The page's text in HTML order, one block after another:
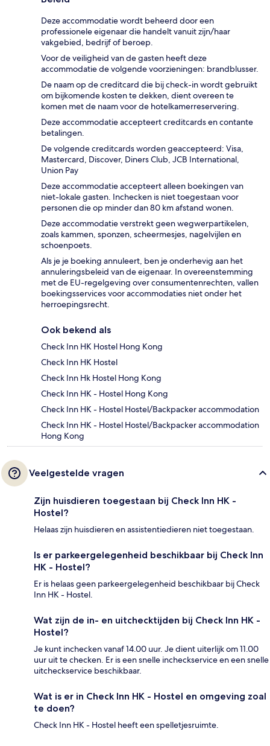
Deze accommodatie wordt beheerd door een
professionele eigenaar die handelt vanuit zijn/haar
vakgebied, bedrijf of beroep.
Voor de veiligheid van de gasten heeft deze
accommodatie de volgende voorzieningen: brandblusser.
De naam op de creditcard die bij check-in wordt gebruikt
om bijkomende kosten te dekken, dient overeen te
komen met de naam voor de hotelkamerreservering.
Deze accommodatie accepteert creditcards en contante
betalingen.
De volgende creditcards worden geaccepteerd: Visa,
Mastercard, Discover, Diners Club, JCB International,
Union Pay
Deze accommodatie accepteert alleen boekingen van
niet-lokale gasten. Inchecken is niet toegestaan voor
personen die op minder dan 80 km afstand wonen.
Deze accommodatie verstrekt geen wegwerpartikelen,
zoals kammen, sponzen, scheermesjes, nagelvijlen en
schoenpoets.
Als je je boeking annuleert, ben je onderhevig aan het
annuleringsbeleid van de eigenaar. In overeenstemming
met de EU-regelgeving over consumentenrechten, vallen
boekingsservices voor accommodaties niet onder het
herroepingsrecht.
Ook bekend als
Check Inn HK Hostel Hong Kong
Check Inn HK Hostel
Check Inn Hk Hostel Hong Kong
Check Inn HK - Hostel Hong Kong
Check Inn HK - Hostel Hostel/Backpacker accommodation
Check Inn HK - Hostel Hostel/Backpacker accommodation
Hong Kong
Veelgestelde vragen
Zijn huisdieren toegestaan bij Check Inn HK -
Hostel?
Helaas zijn huisdieren en assistentiedieren niet toegestaan.
Is er parkeergelegenheid beschikbaar bij Check Inn
HK - Hostel?
Er is helaas geen parkeergelegenheid beschikbaar bij Check
Inn HK - Hostel.
Wat zijn de in- en uitchecktijden bij Check Inn HK -
Hostel?
Je kunt inchecken vanaf 14.00 uur. Je dient uiterlijk om 11.00
uur uit te checken. Er is een snelle incheckservice en een snelle
uitcheckservice beschikbaar.
Wat is er in Check Inn HK - Hostel en omgeving zoal
te doen?
Check Inn HK - Hostel heeft een spelletjesruimte.